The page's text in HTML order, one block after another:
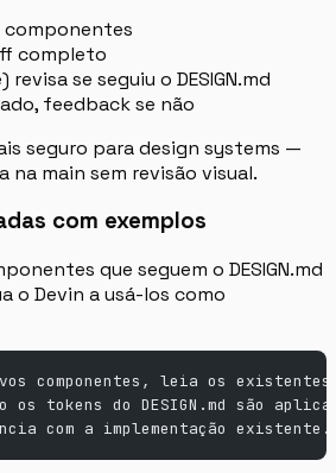
componentes
completo
se seguiu o DESIGN.md
feedback se não
seguro para design systems —
na main sem revisão visual.
com exemplos
que seguem o DESIGN.md
o Devin a usá-los como
componentes, leia os
os tokens do DESIGN.md são
com a implementação existente.